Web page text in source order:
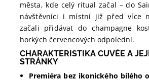
města, kde celý ritual začal – do
návštěvníci i místní již před více
začali přidávat do champagne
horkých červencových odpolední.
CHARAKTERISTIKA CUVÉE A
STRÁNKY
Premiéra bez ikonického bílého